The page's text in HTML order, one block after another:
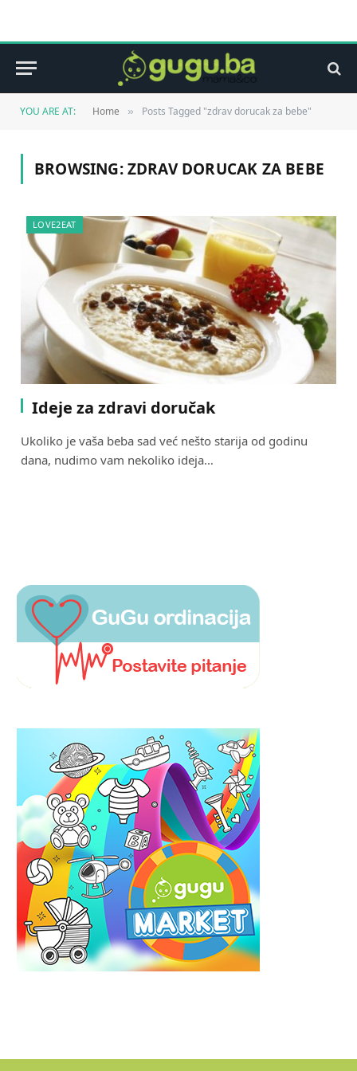
YOU ARE AT: Home » Posts Tagged "zdrav dorucak za bebe"
BROWSING:ZDRAV DORUCAK ZA BEBE
LOVE2EAT
Ideje za zdravi doručak
Ukoliko je vaša beba sad već nešto starija od godinu
dana, nudimo vam nekoliko ideja…